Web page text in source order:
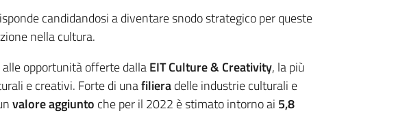
candidandosi a diventare snodo strategico per queste
nella cultura.
opportunità offerte dallaEIT Culture & Creativity, la più
e creativi. Forte di unafilieradelle industrie culturali e
valore aggiunto che per il 2022 è stimato intorno ai 5,8